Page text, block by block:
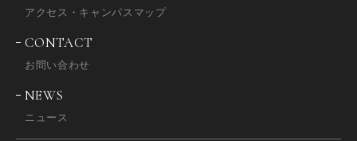
アクセス・キャンパスマップ
CONTACT
お問い合わせ
NEWS
ニュース